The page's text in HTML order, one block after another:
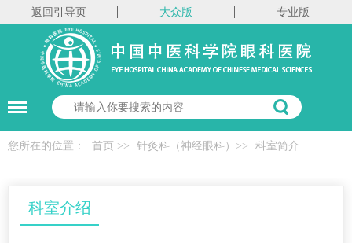
返回引导页 大众版 专业版
您所在的位置： 首页 >> 针灸科（神经眼科） >> 科室简介
科室介绍